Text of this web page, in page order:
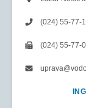
(024) 55-77-
(024) 55-77-